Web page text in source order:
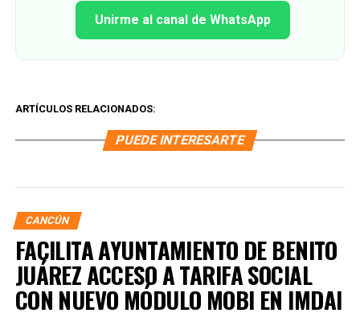
Unirme al canal de WhatsApp
ARTÍCULOS RELACIONADOS:
PUEDE INTERESARTE
CANCÚN
FACILITA AYUNTAMIENTO DE BENITO
JUÁREZ ACCESO A TARIFA SOCIAL
CON NUEVO MÓDULO MOBI EN IMDAI